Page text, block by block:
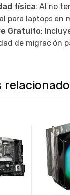
física: Al no
para laptops en
Gratuito:
de migración